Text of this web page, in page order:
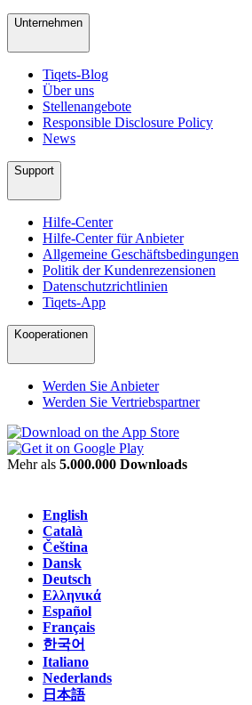
Unternehmen
Tiqets-Blog
Über uns
Stellenangebote
Responsible Disclosure Policy
News
Support
Hilfe-Center
Hilfe-Center für Anbieter
Allgemeine Geschäftsbedingungen
Politik der Kundenrezensionen
Datenschutzrichtlinien
Tiqets-App
Kooperationen
Werden Sie Anbieter
Werden Sie Vertriebspartner
Mehr als 5.000.000 Downloads
English
Català
Čeština
Dansk
Deutsch
Ελληνικά
Español
Français
한국어
Italiano
Nederlands
日本語